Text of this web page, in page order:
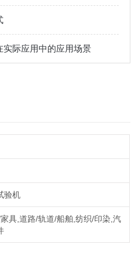
实际应用中的应用场景
验机
具,道路/轨道/船舶,纺织/印染,汽